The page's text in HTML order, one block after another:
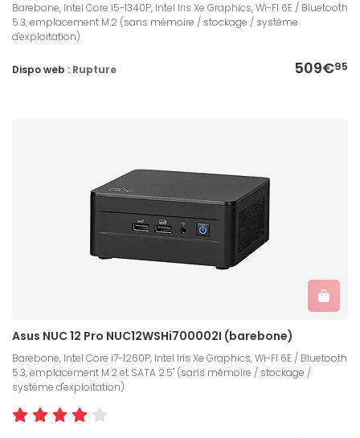
Barebone, Intel Core i5-1340P, Intel Iris Xe Graphics, Wi-FI 6E / Bluetooth
5.3, emplacement M.2 (sans mémoire / stockage / système
d'exploitation)
509€95
Dispo web : Rupture
Asus NUC 12 Pro NUC12WSHi700002I (barebone)
Barebone, Intel Core i7-1260P, Intel Iris Xe Graphics, Wi-FI 6E / Bluetooth
5.3, emplacement M.2 et SATA 2.5" (sans mémoire / stockage /
système d'exploitation)